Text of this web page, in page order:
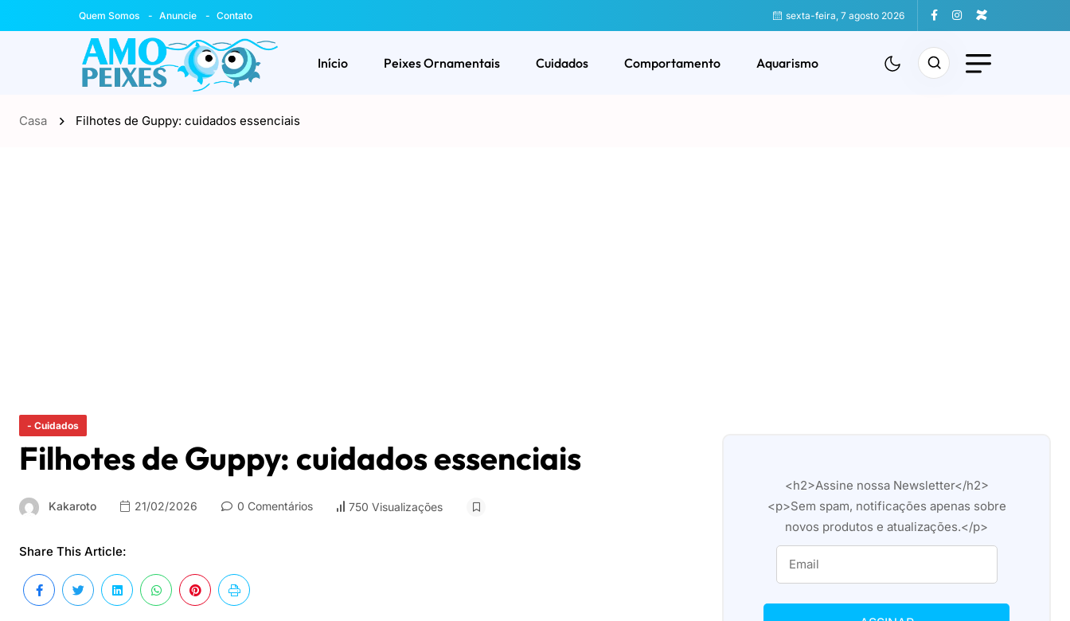
Quem Somos Anuncie Contato sexta-feira, 7 agosto 2026
Início Peixes Ornamentais Cuidados Comportamento Aquarismo
Casa Filhotes de Guppy: cuidados essenciais
- Cuidados
Filhotes de Guppy: cuidados essenciais
Kakaroto 21/02/2026 0 Comentários 750 Visualizações
Share This Article:
<h2>Assine nossa Newsletter</h2>
<p>Sem spam, notificações apenas sobre
novos produtos e atualizações.</p>